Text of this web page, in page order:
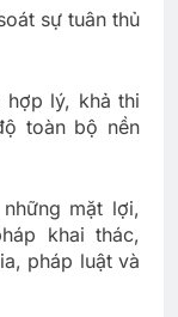
sự tuân thủ
hợp lý, khả thi
toàn bộ nền
mặt lợi,
khai thác,
pháp luật và